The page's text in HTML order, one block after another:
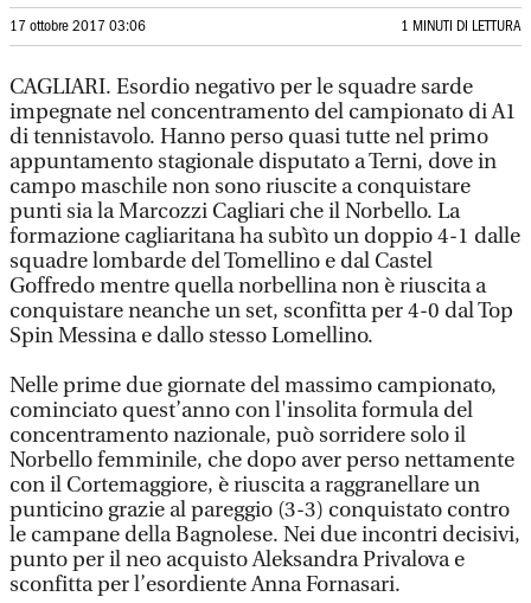
17 ottobre 2017 03:06 1 MINUTI DI LETTURA
CAGLIARI. Esordio negativo per le squadre sarde
impegnate nel concentramento del campionato di A1
di tennistavolo. Hanno perso quasi tutte nel primo
appuntamento stagionale disputato a Terni, dove in
campo maschile non sono riuscite a conquistare
punti sia la Marcozzi Cagliari che il Norbello. La
formazione cagliaritana ha subìto un doppio 4-1 dalle
squadre lombarde del Tomellino e dal Castel
Goffredo mentre quella norbellina non è riuscita a
conquistare neanche un set, sconfitta per 4-0 dal Top
Spin Messina e dallo stesso Lomellino.
Nelle prime due giornate del massimo campionato,
cominciato quest’anno con l'insolita formula del
concentramento nazionale, può sorridere solo il
Norbello femminile, che dopo aver perso nettamente
con il Cortemaggiore, è riuscita a raggranellare un
punticino grazie al pareggio (3-3) conquistato contro
le campane della Bagnolese. Nei due incontri decisivi,
punto per il neo acquisto Aleksandra Privalova e
sconfitta per l’esordiente Anna Fornasari.